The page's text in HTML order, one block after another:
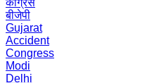
कांग्रेस
बीजेपी
Gujarat
Accident
Congress
Modi
Delhi